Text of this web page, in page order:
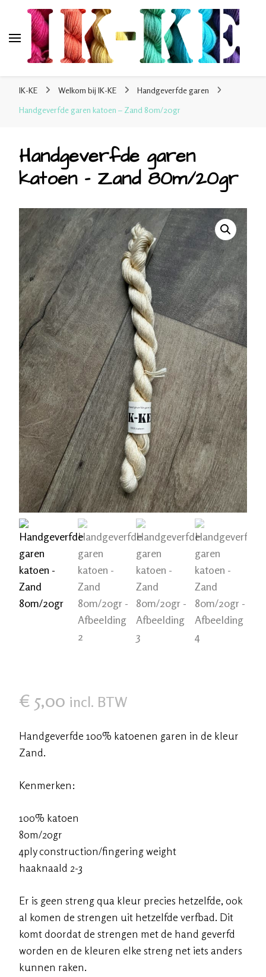
sokkenwol
IK-KE Welkom bij IK-KE
Handgeverfde garen
Handgeverfde garen katoen – Zand 80m/20gr
Handgeverfde garen
katoen – Zand 80m/20gr
€ 5,00 incl. BTW
Handgeverfde 100% katoenen garen in de kleur
Zand.
Kenmerken:
100% katoen
80m/20gr
4ply construction/fingering weight
haaknaald 2-3
Er is geen streng qua kleur precies hetzelfde, ook
al komen de strengen uit hetzelfde verfbad. Dit
komt doordat de strengen met de hand geverfd
worden en de kleuren elke streng net iets anders
kunnen raken.